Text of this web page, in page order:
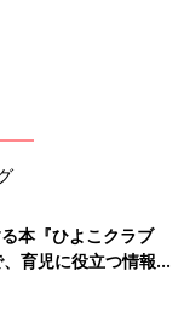
本『ひよこクラブ
育児に役立つ情報が